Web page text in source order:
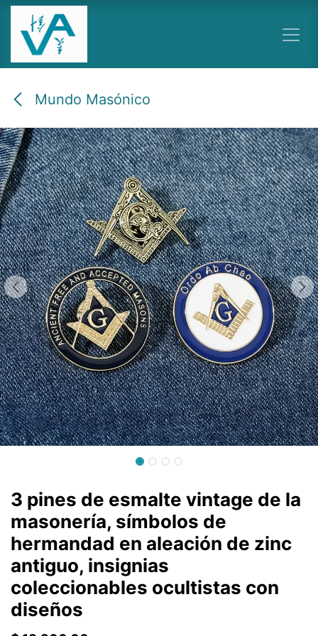
Ir al contenido
Mundo Masónico
3 pines de esmalte vintage de la
masonería, símbolos de
hermandad en aleación de zinc
antiguo, insignias
coleccionables ocultistas con
diseños